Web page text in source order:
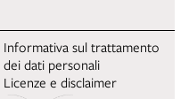
Informativa sul trattamento
dei dati personali
Licenze e disclaimer